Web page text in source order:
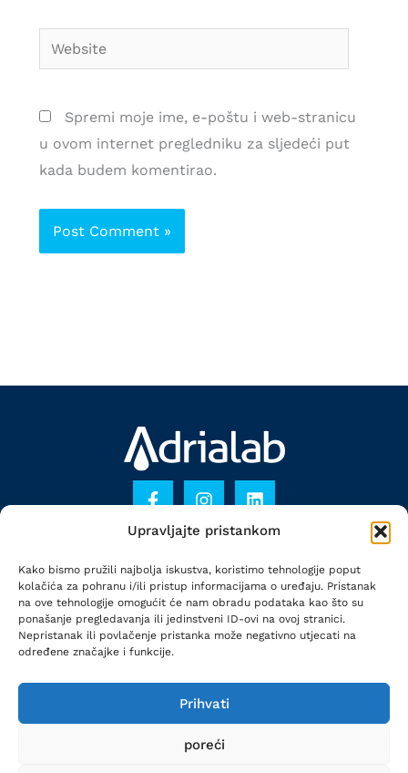
Upravljajte pristankom
Kako bismo pružili najbolja iskustva, koristimo tehnologije poput
kolačića za pohranu i/ili pristup informacijama o uređaju. Pristanak
na ove tehnologije omogućit će nam obradu podataka kao što su
ponašanje pregledavanja ili jedinstveni ID-ovi na ovoj stranici.
Nepristanak ili povlačenje pristanka može negativno utjecati na
određene značajke i funkcije.
Prihvati
poreći
Website
Spremi moje ime, e-poštu i web-stranicu
u ovom internet pregledniku za sljedeći put
kada budem komentirao.
PRAVILA PRIVATNOSTI
POLITIKA KOLAČIĆA